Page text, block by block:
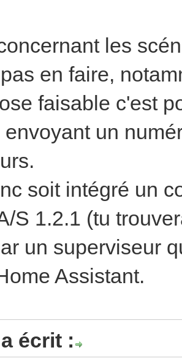
les
en faire,
faisable c'est
un
soit intégré un
S 1.2.1 (tu
un superviseur
Assistant.
écrit :